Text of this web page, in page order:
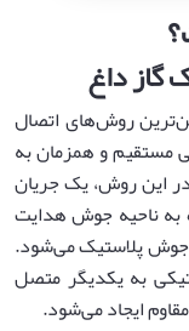
گاز داغ
روش‌های اتصال
مستقیم و همزمان به
این روش، یک جریان
به ناحیه جوش هدایت
پلاستیک می‌شود.
به یکدیگر متصل
ایجاد می‌شود.